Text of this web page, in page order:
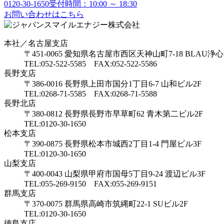
0120-30-1650受付時間：10:00 ～ 18:30
お問い合わせはこちら
本社／名古屋支店
〒451-0065 愛知県名古屋市西区天神山町7-18 BLAU浄
TEL:052-522-5585 FAX:052-522-5586
長野支店
〒386-0016 長野県上田市国分1丁目6-7 山和ビル2F
TEL:0268-71-5585 FAX:0268-71-5588
長野北店
〒380-0812 長野県長野市早草町62 青木第二ビル2F
TEL:0120-30-1650
松本支店
〒390-0875 長野県松本市城西2丁目1-4 門屋ビル3F
TEL:0120-30-1650
山梨支店
〒400-0043 山梨県甲府市国母5丁目9-24 渡辺ビル3F
TEL:055-269-9150 FAX:055-269-9151
群馬支店
〒370-0075 群馬県高崎市筑縄町22-1 SUビル2F
TEL:0120-30-1650